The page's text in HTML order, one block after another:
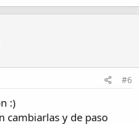
#6
:)
cambiarlas y de paso